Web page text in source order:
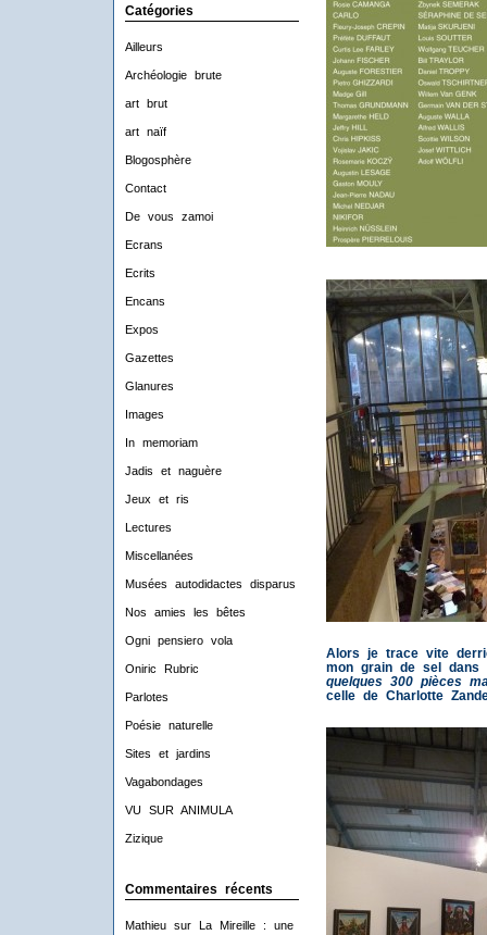
Catégories
Ailleurs
Archéologie brute
art brut
art naïf
Blogosphère
Contact
De vous zamoi
Ecrans
Ecrits
Encans
Expos
Gazettes
Glanures
Images
In memoriam
Jadis et naguère
Jeux et ris
Lectures
Miscellanées
Musées autodidactes disparus
Nos amies les bêtes
Ogni pensiero vola
Oniric Rubric
Parlotes
Poésie naturelle
Sites et jardins
Vagabondages
VU SUR ANIMULA
Zizique
Commentaires récents
Mathieusur
La Mireille : une
Alors je trace vite
mon grain de sel dans
quelques 300 pièces
celle de Charlotte